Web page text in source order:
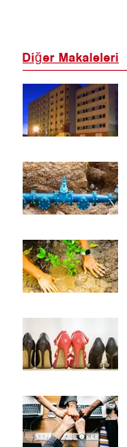
Diğer Makaleleri